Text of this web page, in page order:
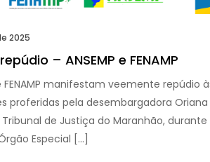
2025
– ANSEMP e FENAMP
FENAMP manifestam veemente repúdio
proferidas pela desembargadora Oriana
de Justiça do Maranhão, durante
Especial […]